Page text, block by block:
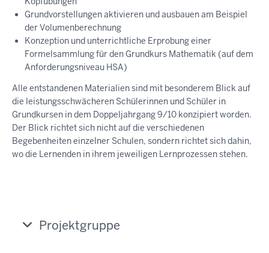
Grundvorstellungen aktivieren und ausbauen am Beispiel
der Volumenberechnung
Konzeption und unterrichtliche Erprobung einer
Formelsammlung für den Grundkurs Mathematik (auf dem
Anforderungsniveau HSA)
Alle entstandenen Materialien sind mit besonderem Blick auf
die leistungsschwächeren Schülerinnen und Schüler in
Grundkursen in dem Doppeljahrgang 9/10 konzipiert worden.
Der Blick richtet sich nicht auf die verschiedenen
Begebenheiten einzelner Schulen, sondern richtet sich dahin,
wo die Lernenden in ihrem jeweiligen Lernprozessen stehen.
Projektgruppe